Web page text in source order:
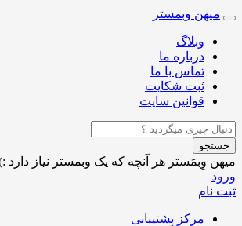
Toggle
navigation
میهن وبمستر
وبلاگ
درباره ما
تماس با ما
ثبت شکایت
قوانین سایت
جستجو
میهن وِبمَستر هر آنچه که یک وبمستر نیاز دارد
ورود
ثبت نام
مرکز پشتیبانی